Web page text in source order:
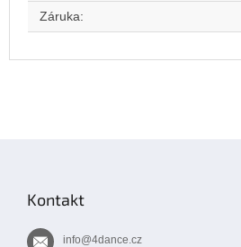
Záruka:
Kontakt
info@4dance.cz